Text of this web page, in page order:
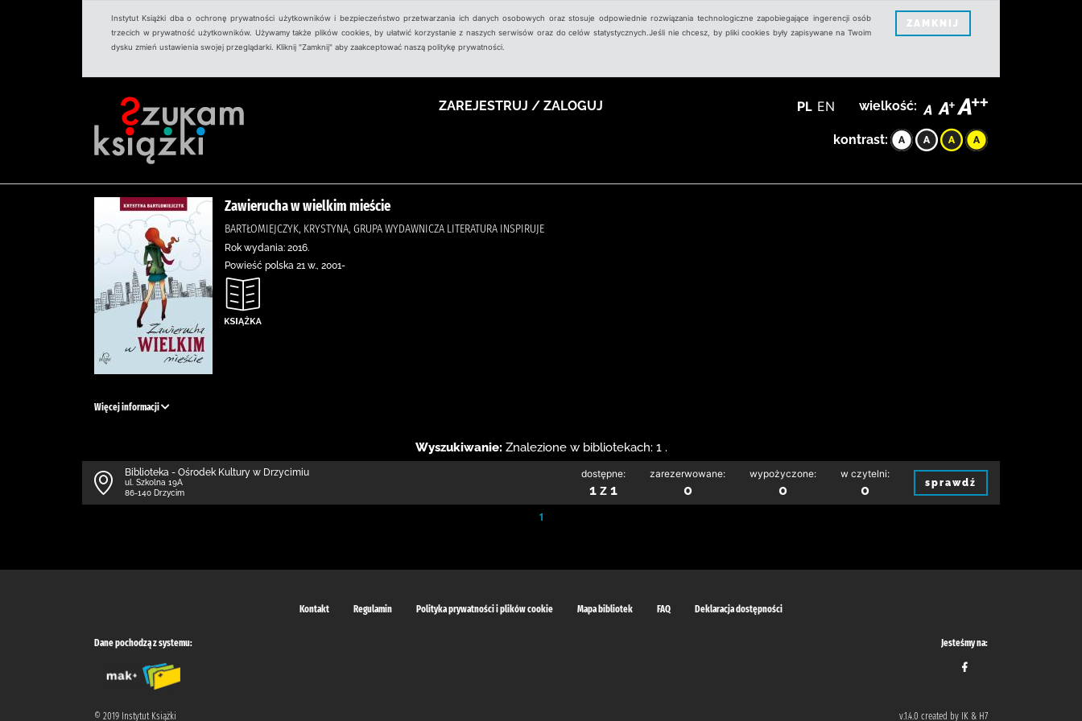
Instytut Książki dba o ochronę prywatności użytkowników i bezpieczeństwo przetwarzania ich danych osobowych oraz stosuje odpowiednie rozwiązania technologiczne zapobiegające ingerencji osób
trzecich w prywatność użytkowników. Używamy także plików cookies, by ułatwić korzystanie z naszych serwisów oraz do celów statystycznych.Jeśli nie chcesz, by pliki cookies były zapisywane na Twoim
dysku zmień ustawienia swojej przeglądarki. Kliknij "Zamknij" aby zaakceptować naszą politykę prywatności.
ZAMKNIJ
ZAREJESTRUJ / ZALOGUJ PL EN wielkość:
kontrast:
Zawierucha w wielkim mieście
BARTŁOMIEJCZYK, KRYSTYNA, GRUPA WYDAWNICZA LITERATURA INSPIRUJE
Rok wydania: 2016.
Powieść polska 21 w., 2001-
Więcej informacji
Wyszukiwanie: Znalezione w bibliotekach: 1 .
Biblioteka - Ośrodek Kultury w Drzycimiu
ul. Szkolna 19A
86-140 Drzycim
dostępne:
1 z 1
zarezerwowane:
0
wypożyczone:
0
w czytelni:
0 sprawdź
1
Kontakt Regulamin Polityka prywatności i plików cookie Mapa bibliotek FAQ Deklaracja dostępności
Dane pochodzą z systemu: Jesteśmy na:
© 2019 Instytut Książki v.1.4.0 created by IK & H7